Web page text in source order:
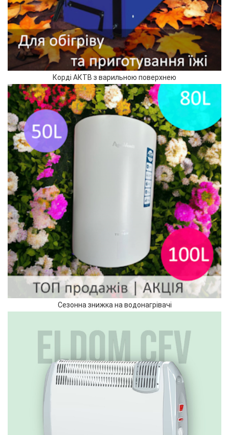
Корді АКТВ з варильною поверхнею
Сезонна знижка на водонагрівачі